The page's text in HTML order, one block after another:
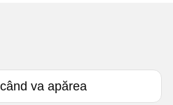
va apărea